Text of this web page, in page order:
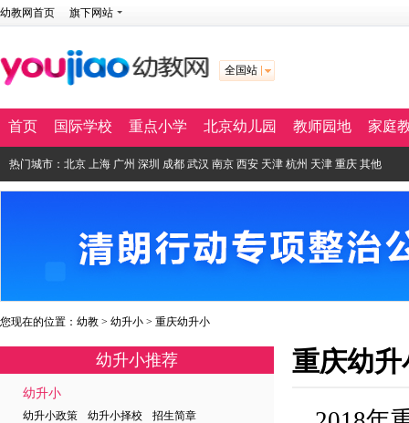
幼教网首页 旗下网站
全国站
首页 国际学校 重点小学 北京幼儿园 教师园地 家庭
热门城市： 北京 上海 广州 深圳 成都 武汉 南京 西安 天津 杭州 天津 重庆 其他
您现在的位置： 幼教 > 幼升小 > 重庆幼升小
幼升小推荐
幼升小
幼升小政策 幼升小择校 招生简章
重庆幼升